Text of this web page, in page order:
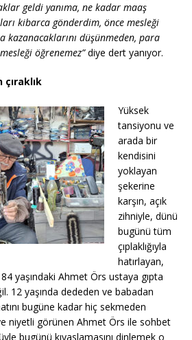
geldi yanıma, ne kadar maaş
kibarca gönderdim, önce mesleği
kazanacaklarını düşünmeden, para
öğrenemez”diye dert yanıyor.
çıraklık
Yüksek
tansiyonu ve
arada bir
kendisini
yoklayan
şekerine
karşın, açık
zihniyle, dünü
bugünü tüm
çıplaklığıyla
hatırlayan,
84 yaşındaki Ahmet Örs ustaya gıpta
12 yaşında dededen ve babadan
bugüne kadar hiç sekmeden
niyetli görünen Ahmet Örs ile sohbet
bugünü kıyaslamasını dinlemek o